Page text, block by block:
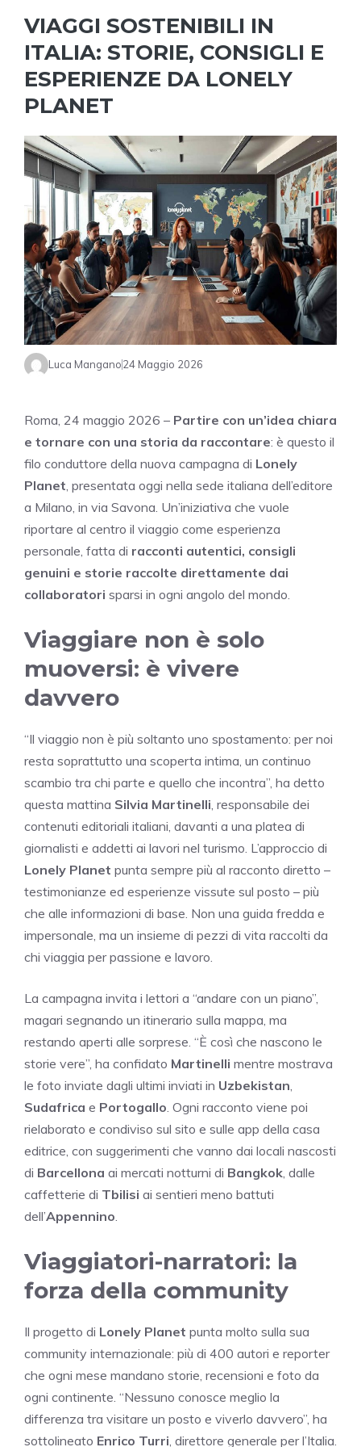
VIAGGI SOSTENIBILI IN
ITALIA: STORIE, CONSIGLI E
ESPERIENZE DA LONELY
PLANET
Luca Mangano24 Maggio 2026
Roma, 24 maggio 2026 – Partire con un’idea chiara
e tornare con una storia da raccontare: è questo il
filo conduttore della nuova campagna di Lonely
Planet , presentata oggi nella sede italiana dell’editore
a Milano, in via Savona. Un’iniziativa che vuole
riportare al centro il viaggio come esperienza
personale, fatta di racconti autentici, consigli
genuini e storie raccolte direttamente dai
collaboratori sparsi in ogni angolo del mondo.
Viaggiare non è solo
muoversi: è vivere
davvero
“Il viaggio non è più soltanto uno spostamento: per noi
resta soprattutto una scoperta intima, un continuo
scambio tra chi parte e quello che incontra”, ha detto
questa mattina Silvia Martinelli , responsabile dei
contenuti editoriali italiani, davanti a una platea di
giornalisti e addetti ai lavori nel turismo. L’approccio di
Lonely Planet punta sempre più al racconto diretto –
testimonianze ed esperienze vissute sul posto – più
che alle informazioni di base. Non una guida fredda e
impersonale, ma un insieme di pezzi di vita raccolti da
chi viaggia per passione e lavoro.
La campagna invita i lettori a “andare con un piano”,
magari segnando un itinerario sulla mappa, ma
restando aperti alle sorprese. “È così che nascono le
storie vere”, ha confidato Martinelli mentre mostrava
le foto inviate dagli ultimi inviati in Uzbekistan
Sudafrica e Portogallo . Ogni racconto viene poi
rielaborato e condiviso sul sito e sulle app della casa
editrice, con suggerimenti che vanno dai locali nascosti
di Barcellona ai mercati notturni di Bangkok , dalle
caffetterie di Tbilisi ai sentieri meno battuti
dell’Appennino
Viaggiatori-narratori: la
forza della community
Il progetto di Lonely Planet punta molto sulla sua
community internazionale: più di 400 autori e reporter
che ogni mese mandano storie, recensioni e foto da
ogni continente. “Nessuno conosce meglio la
differenza tra visitare un posto e viverlo davvero”, ha
sottolineato Enrico Turri , direttore generale per l’Italia.